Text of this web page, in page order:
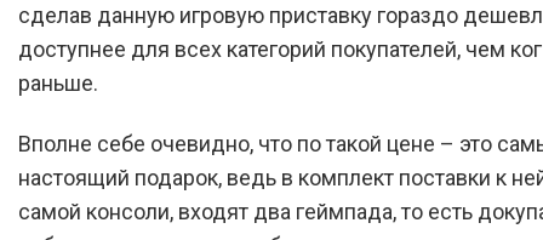
сделав данную игровую приставку гораздо
доступнее для всех категорий покупателей, чем
раньше.
Вполне себе очевидно, что по такой цене – это
настоящий подарок, ведь в комплект поставки к
самой консоли, входят два геймпада, то есть